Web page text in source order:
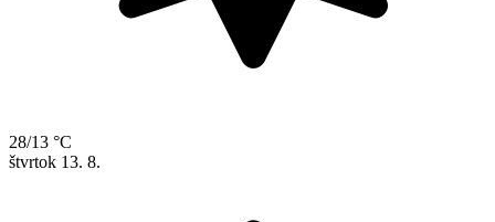
28/13 °C
štvrtok 13. 8.